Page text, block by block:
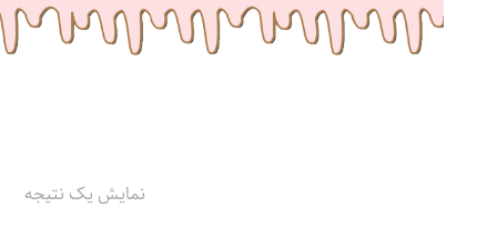
نمایش یک نتیجه